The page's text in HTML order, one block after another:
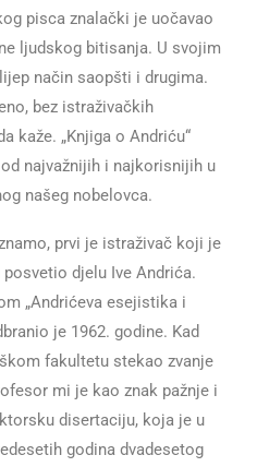
pisca znalački je uočavao
ljudskog bitisanja. U svojim
način saopšti i drugima.
bez istraživačkih
kaže. „Knjiga o Andriću“
najvažnijih i najkorisnijih u
našeg nobelovca.
prvi je istraživač koji je
djelu Ive Andrića.
„Andrićeva esejistika i
je 1962. godine. Kad
fakultetu stekao zvanje
mi je kao znak pažnje i
disertaciju, koja je u
godina dvadesetog